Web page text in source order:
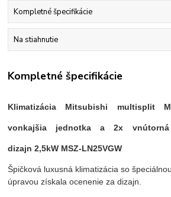
Kompletné špecifikácie
Na stiahnutie
Kompletné špecifikácie
Klimatizácia Mitsubishi multisplit
vonkajšia jednotka a 2x vnútorná
dizajn2,5kW MSZ-LN25VGW
Špičková luxusná klimatizácia so
úpravou získala ocenenie za dizajn.